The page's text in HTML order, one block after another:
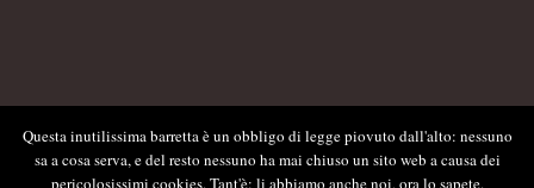
Questa inutilissima barretta è un obbligo di legge piovuto dall'alto: nessuno
sa a cosa serva, e del resto nessuno ha mai chiuso un sito web a causa dei
pericolosissimi cookies. Tant'è: li abbiamo anche noi, ora lo sapete.